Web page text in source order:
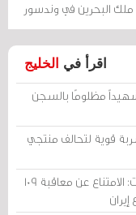
ملك البحرين في وندسور
اقرأ في الخليج
مظلومًا بالسجن
قوية لتحالف منتجي
محكمة «أمن الدولة» في الكويت: الامتناع عن معاقبة 109